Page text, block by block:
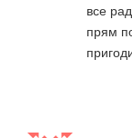
все
прям